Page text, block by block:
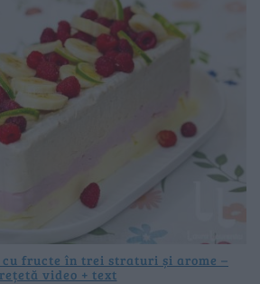
fructe în trei straturi și arome –
rețetă video + text